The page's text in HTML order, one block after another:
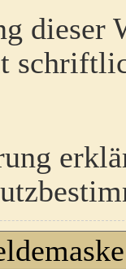
dieser